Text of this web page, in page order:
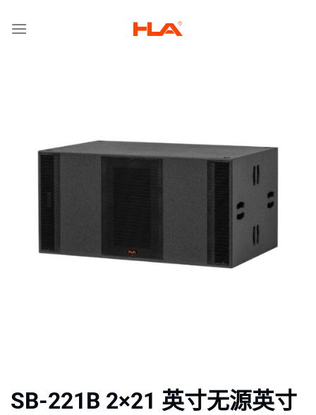
SB-221B 2×21 英寸无源英寸